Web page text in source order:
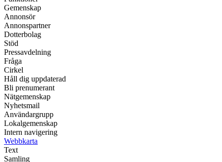
Gemenskap
Annonsör
Annonspartner
Dotterbolag
Stöd
Pressavdelning
Fråga
Cirkel
Håll dig uppdaterad
Bli prenumerant
Nätgemenskap
Nyhetsmail
Användargrupp
Lokalgemenskap
Intern navigering
Webbkarta
Text
Samling